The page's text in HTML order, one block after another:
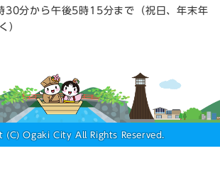
30分から午後5時15分まで（祝日、年末年
）
(C) Ogaki City All Rights Reserved.